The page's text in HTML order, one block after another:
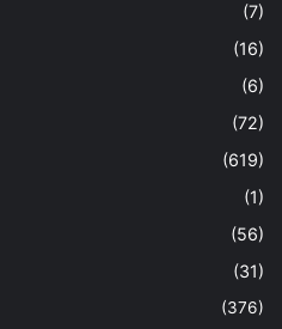
(7)
(16)
(6)
(72)
(619)
(1)
(56)
(31)
(376)